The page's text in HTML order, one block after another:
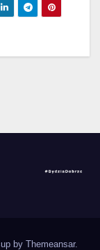
by Themeansar.